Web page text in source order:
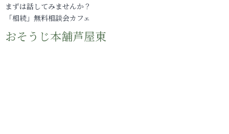
まずは話してみませんか？
「相続」無料相談会カフェ
おそうじ本舗芦屋東